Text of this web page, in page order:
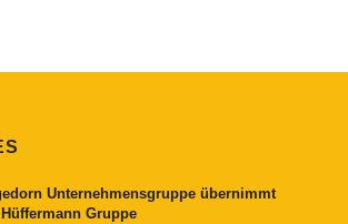
Unternehmensgruppe übernimmt
Gruppe